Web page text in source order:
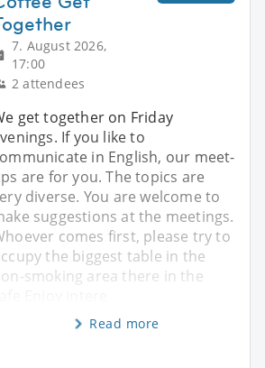
7. August 2026,
17:00
2 attendees
get together on Friday
If you like to
in English, our meet-
are for you. The topics are
diverse. You are welcome to
suggestions at the meetings.
comes first, please try to
the biggest table in the
smoking area there in the
Read more